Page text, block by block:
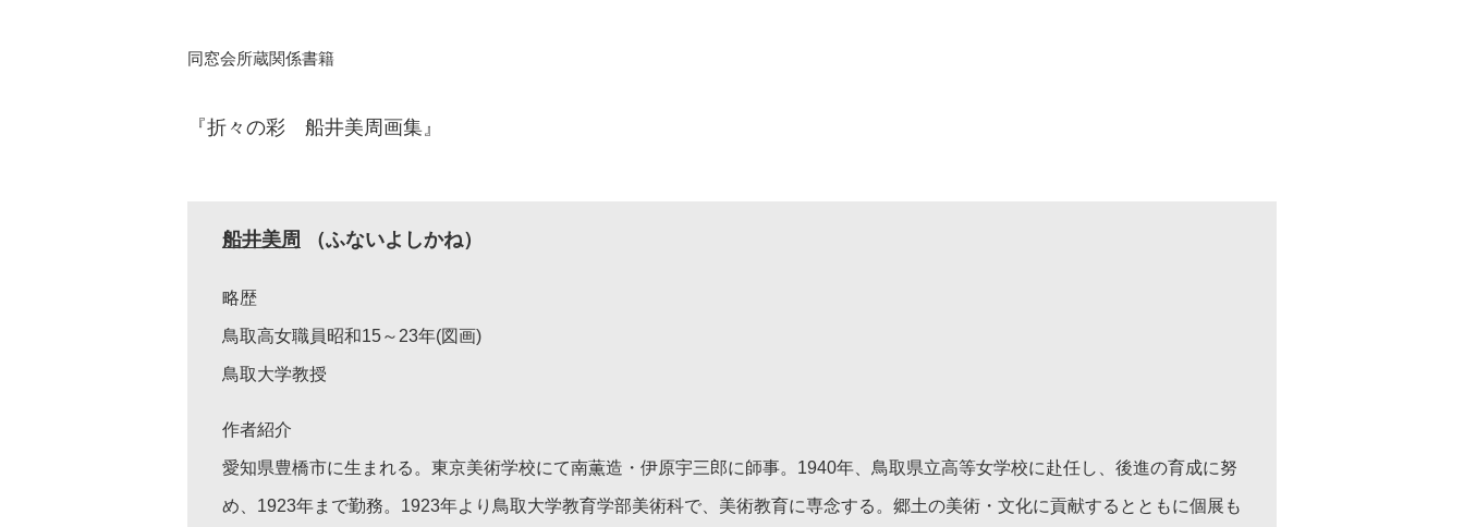
同窓会所蔵関係書籍
『折々の彩 船井美周画集』
船井美周 （ふないよしかね）
略歴
鳥取高女職員昭和15～23年(図画)
鳥取大学教授
作者紹介
愛知県豊橋市に生まれる。東京美術学校にて南薫造・伊原宇三郎に師事。1940年、鳥取県立高等女学校に赴任し、後進の育成に努
め、1923年まで勤務。1923年より鳥取大学教育学部美術科で、美術教育に専念する。郷土の美術・文化に貢献するとともに個展も